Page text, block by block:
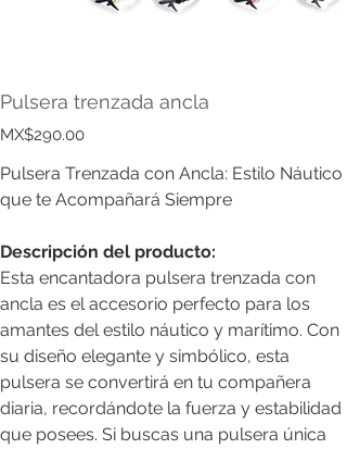
Pulsera trenzada ancla
Price
MX$290.00
Pulsera Trenzada con Ancla: Estilo Náutico
que te Acompañará Siempre
Descripción del producto:
Esta encantadora pulsera trenzada con
ancla es el accesorio perfecto para los
amantes del estilo náutico y marítimo. Con
su diseño elegante y simbólico, esta
pulsera se convertirá en tu compañera
diaria, recordándote la fuerza y estabilidad
que posees. Si buscas una pulsera única